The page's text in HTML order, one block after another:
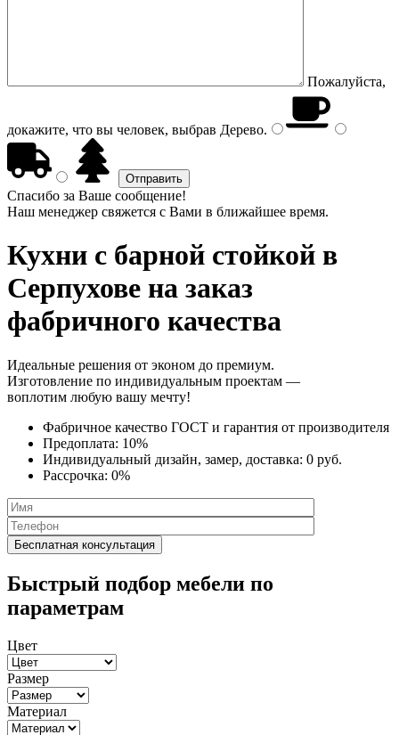
Пожалуйста,
докажите, что вы человек, выбрав Дерево.
Спасибо за Ваше сообщение!
Наш менеджер свяжется с Вами в ближайшее время.
Кухни с барной стойкой в
Серпухове на заказ
фабричного качества
Идеальные решения от эконом до премиум.
Изготовление по индивидуальным проектам —
воплотим любую вашу мечту!
Фабричное качество ГОСТ и гарантия от производителя
Предоплата: 10%
Индивидуальный дизайн, замер, доставка: 0 руб.
Рассрочка: 0%
Быстрый подбор мебели по
параметрам
Цвет
Размер
Материал